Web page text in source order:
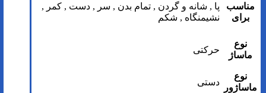
مناسب
برای
پا , شانه و گردن , تمام بدن , سر , دست , کمر ,
نشیمنگاه , شکم
نوع
ماساژ
حرکتی
نوع
ماساژور
دستی